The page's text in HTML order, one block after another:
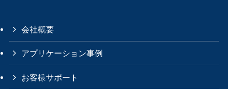
会社概要
アプリケーション事例
お客様サポート